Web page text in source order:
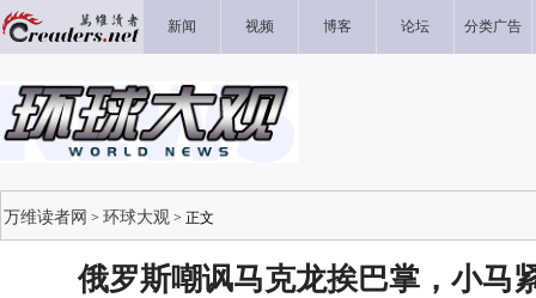
新闻 视频 博客 论坛 分类广告
万维读者网 > 环球大观 > 正文
俄罗斯嘲讽马克龙挨巴掌，小马